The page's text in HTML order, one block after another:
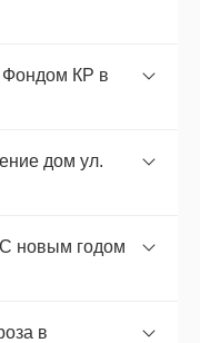
КР в
дом ул.
новым годом
в